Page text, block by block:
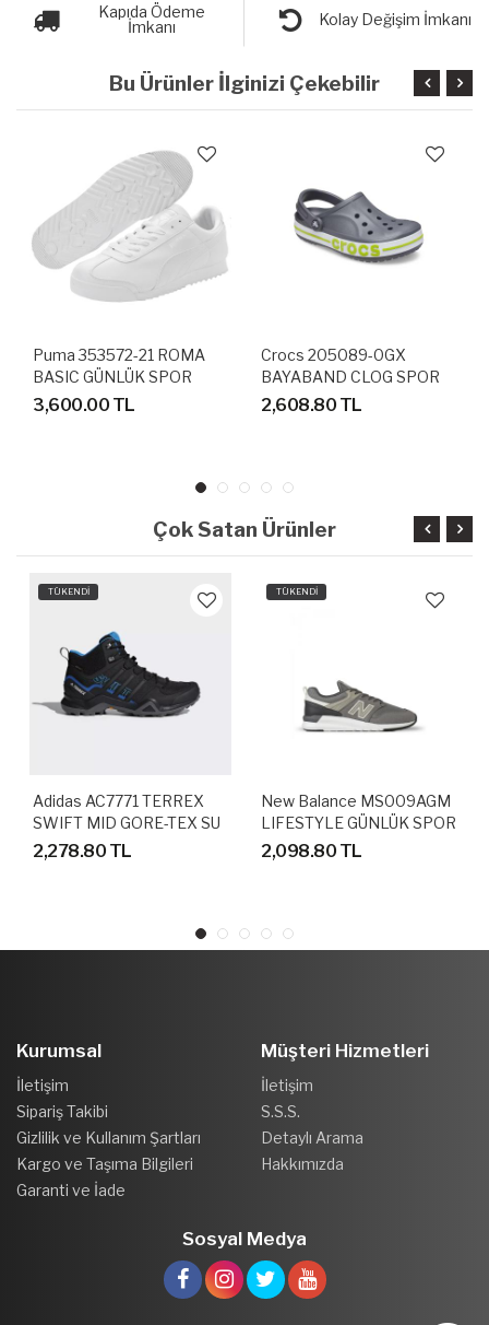
Kapıda Ödeme
İmkanı
Kolay Değişim İmkanı
Bu Ürünler İlginizi Çekebilir
Puma 353572-21 ROMA
BASIC GÜNLÜK SPOR
AYAKKABI
3,600.00 TL
Crocs 205089-0GX
BAYABAND CLOG SPOR
TERLİK SANDALET
2,608.80 TL
Çok Satan Ürünler
TÜKENDİ
Adidas AC7771 TERREX
SWIFT MID GORE-TEX SU
GEÇİRMEZ OUTDOOR
AYAKKABI
2,278.80 TL
TÜKENDİ
New Balance MS009AGM
LIFESTYLE GÜNLÜK SPOR
AYAKKABI
2,098.80 TL
Kurumsal
İletişim
Sipariş Takibi
Gizlilik ve Kullanım Şartları
Kargo ve Taşıma Bilgileri
Garanti ve İade
Müşteri Hizmetleri
İletişim
S.S.S.
Detaylı Arama
Hakkımızda
Sosyal Medya